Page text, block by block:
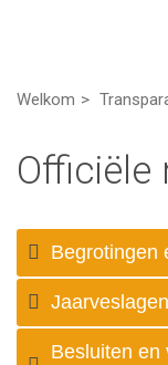
Welkom
Officiële
Begrotingen
Besluiten en